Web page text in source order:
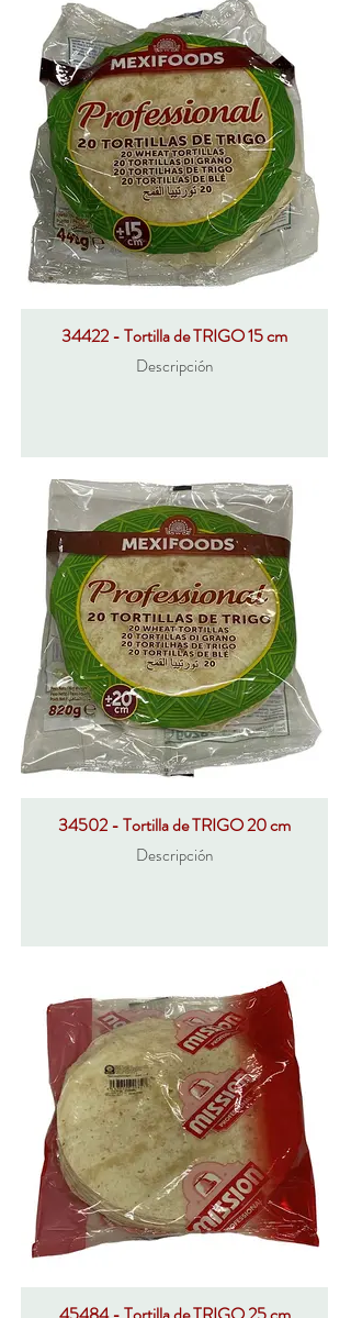
34422 - Tortilla de TRIGO 15 cm
Descripción
34502 - Tortilla de TRIGO 20 cm
Descripción